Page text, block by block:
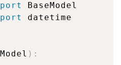
datetime
) :